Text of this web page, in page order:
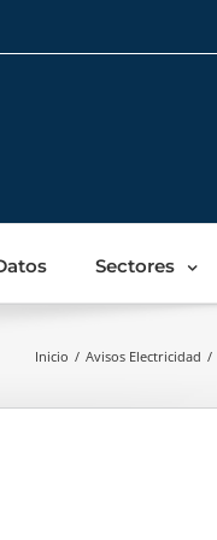
Sectores
Inicio / Avisos Electricidad /